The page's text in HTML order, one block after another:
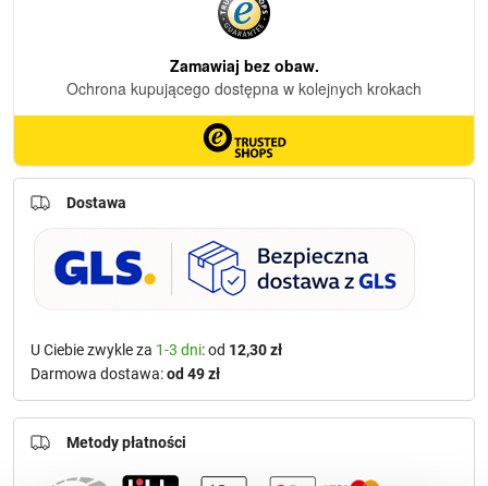
Dostawa
U Ciebie zwykle za 1-3 dni: od 12,30 zł
Darmowa dostawa:od 49 zł
Metody płatności